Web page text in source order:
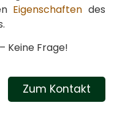
Eigenschaften des
Keine Frage!
Zum Kontakt